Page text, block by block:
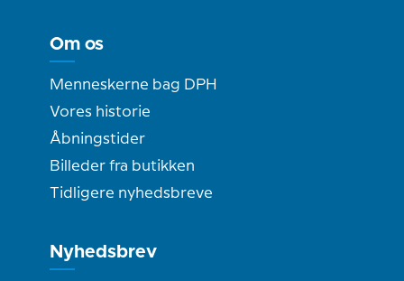
Om os
Menneskerne bag DPH
Vores historie
Åbningstider
Billeder fra butikken
Tidligere nyhedsbreve
Nyhedsbrev